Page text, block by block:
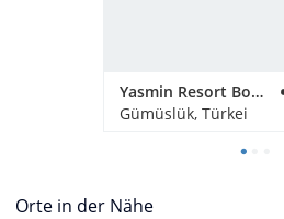
Yasmin Resort Bodrum
Gümüslük, Türkei
Orte in der Nähe